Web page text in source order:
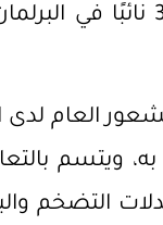
العام
ويتسم
التضخم